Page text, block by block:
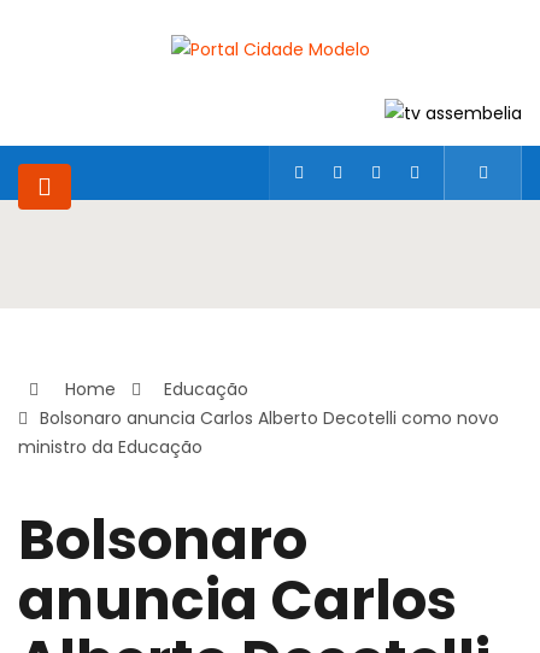
Home
Educação
Bolsonaro anuncia Carlos Alberto Decotelli como novo
ministro da Educação
Bolsonaro
anuncia Carlos